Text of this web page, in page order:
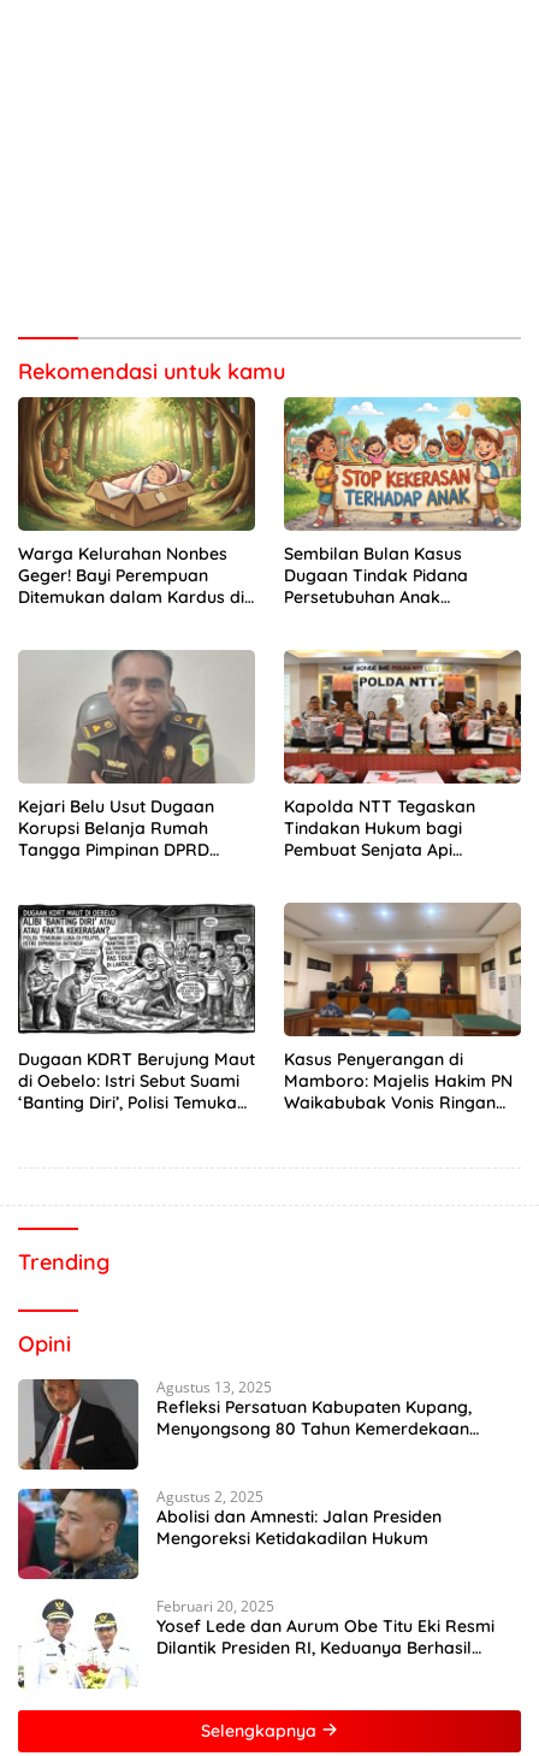
Rekomendasi untuk kamu
Warga Kelurahan Nonbes
Geger! Bayi Perempuan
Ditemukan dalam Kardus di
Sembilan Bulan Kasus
Dugaan Tindak Pidana
Persetubuhan Anak
Kejari Belu Usut Dugaan
Korupsi Belanja Rumah
Tangga Pimpinan DPRD
Kapolda NTT Tegaskan
Tindakan Hukum bagi
Pembuat Senjata Api
Dugaan KDRT Berujung Maut
di Oebelo: Istri Sebut Suami
‘Banting Diri’, Polisi Temukan
Kasus Penyerangan di
Mamboro: Majelis Hakim PN
Waikabubak Vonis Ringan
Ajukan Banding
Trending
Opini
Agustus 13, 2025
Refleksi Persatuan Kabupaten Kupang,
Menyongsong 80 Tahun Kemerdekaan
Agustus 2, 2025
Abolisi dan Amnesti: Jalan Presiden
Mengoreksi Ketidakadilan Hukum
Februari 20, 2025
Yosef Lede dan Aurum Obe Titu Eki Resmi
Dilantik Presiden RI, Keduanya Berhasil
Selengkapnya